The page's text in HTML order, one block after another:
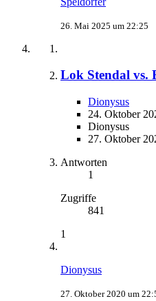
26. Mai 2025 um 22:25
Lok Stendal vs.
Dionysus
24. Oktober
Dionysus
27. Oktober
Antworten
1
Zugriffe
841
1
Dionysus
27. Oktober 2020 um